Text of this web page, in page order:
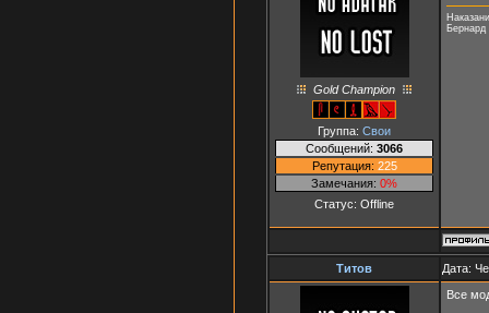
Gold Champion
Группа: Свои
Сообщений: 3066
Репутация: 225
Замечания: 0%
Статус: Offline
Титов Дата:
Все